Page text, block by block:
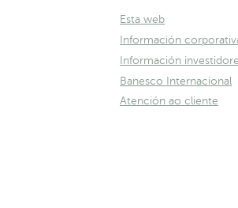
Esta web
Información
Información
Banesco Internacional
Atención ao cliente